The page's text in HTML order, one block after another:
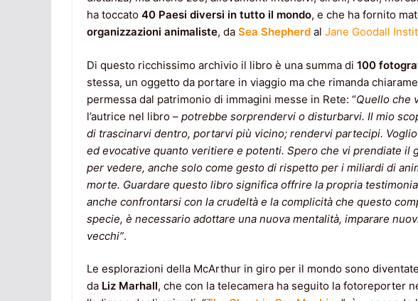
ha toccato 40 Paesi diversi in tutto il mondo, e che ha fornito
organizzazioni animaliste, da Sea Shepherd al Jane Goodall
Di questo ricchissimo archivio il libro è una summa di 100
stessa, un oggetto da portare in viaggio ma che rimanda
permessa dal patrimonio di immagini messe in Rete: “Quello che
l’autrice nel libro – potrebbe sorprendervi o disturbarvi. Il mio
di trascinarvi dentro, portarvi più vicino; rendervi partecipi.
ed evocative quanto veritiere e potenti. Spero che vi prendiate il
per vedere, anche solo come gesto di rispetto per i miliardi di
morte. Guardare questo libro significa offrire la propria
anche confrontarsi con la crudeltà e la complicità che questo
specie, è necessario adottare una nuova mentalità, imparare
vecchi”.
Le esplorazioni della McArthur in giro per il mondo sono
da Liz Marhall, che con la telecamera ha seguito la fotoreporter